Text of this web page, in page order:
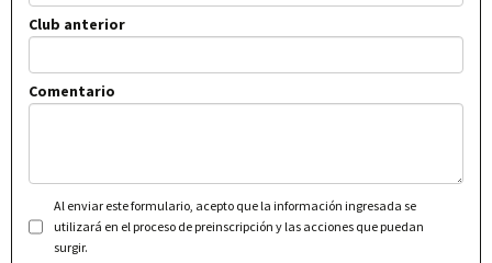
Club anterior
Comentario
Al enviar este formulario, acepto que la información ingresada se
utilizará en el proceso de preinscripción y las acciones que puedan
surgir.